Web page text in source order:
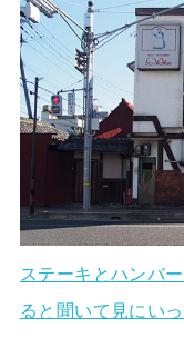
ステーキとハンバ
ると聞いて見にい